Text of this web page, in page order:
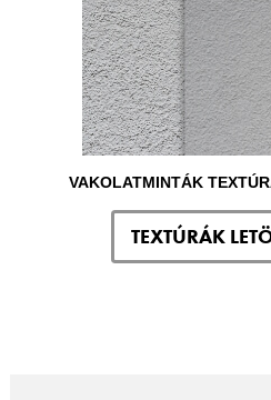
VAKOLATMINTÁK
TEXTÚRÁK